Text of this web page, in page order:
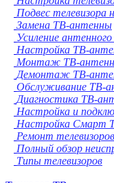
Подвес телевизора
Замена ТВ-антенны
Усиление антенного
Настройка ТВ-
Монтаж ТВ-антенн
Демонтаж ТВ-
Обслуживание ТВ-
Диагностика ТВ-
Настройка и
Настройка Смарт
Ремонт телевизоров
Полный обзор
Типы телевизоров